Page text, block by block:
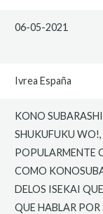
06-05-2021
Ivrea España
KONO
SHUKUFUKU WO!,
POPULARMENTE
COMO
DELOS ISEKAI
QUE HABLAR POR